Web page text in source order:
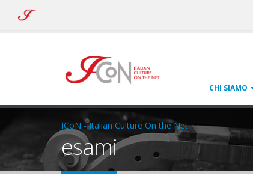
ICoN
CHI SIAMO
ICoN - Italian Culture On the Net
esami